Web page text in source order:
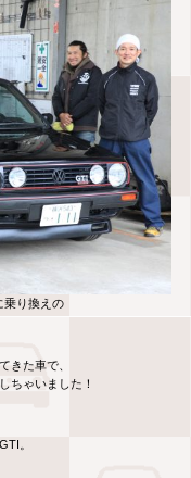
乗り換えの
きた車で、
ちゃいました！
。